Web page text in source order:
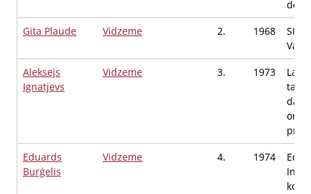
Gita Plaude
Vidzeme 2. 1968
SIA
Aleksejs
Ignatjevs
Vidzeme 3. 1973
Eduards
Burģelis
Vidzeme 4. 1974